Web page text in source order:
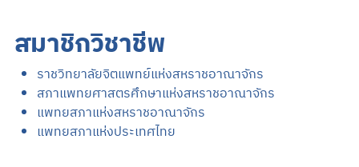
สมาชิกวิชาชีพ
ราชวิทยาลัยจิตแพทย์แห่งสหราชอาณาจักร
สภาแพทยศาสตรศึกษาแห่งสหราชอาณาจักร
แพทยสภาแห่งสหราชอาณาจักร
แพทยสภาแห่งประเทศไทย